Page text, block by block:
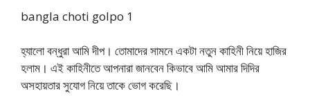
bangla choti golpo 1
হ্যালো বন্ধুরা আমি দীপ। তোমাদের সামনে একটা নতুন কাহিনী নিয়ে হাজির
হলাম। এই কাহিনীতে আপনারা জানবেন কিভাবে আমি আমার দিদির
অসহায়তার সুযোগ নিয়ে তাকে ভোগ করেছি।